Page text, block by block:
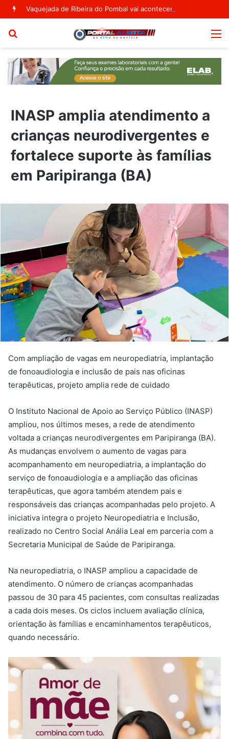
INASP amplia atendimento a
crianças neurodivergentes e
fortalece suporte às famílias
em Paripiranga (BA)
Com ampliação de vagas em neuropediatria, implantação
de fonoaudiologia e inclusão de pais nas oficinas
terapêuticas, projeto amplia rede de cuidado
O Instituto Nacional de Apoio ao Serviço Público (INASP)
ampliou, nos últimos meses, a rede de atendimento
voltada a crianças neurodivergentes em Paripiranga (BA).
As mudanças envolvem o aumento de vagas para
acompanhamento em neuropediatria, a implantação do
serviço de fonoaudiologia e a ampliação das oficinas
terapêuticas, que agora também atendem pais e
responsáveis das crianças acompanhadas pelo projeto. A
iniciativa integra o projeto Neuropediatria e Inclusão,
realizado no Centro Social Anália Leal em parceria com a
Secretaria Municipal de Saúde de Paripiranga.
Na neuropediatria, o INASP ampliou a capacidade de
atendimento. O número de crianças acompanhadas
passou de 30 para 45 pacientes, com consultas realizadas
a cada dois meses. Os ciclos incluem avaliação clínica,
orientação às famílias e encaminhamentos terapêuticos,
quando necessário.